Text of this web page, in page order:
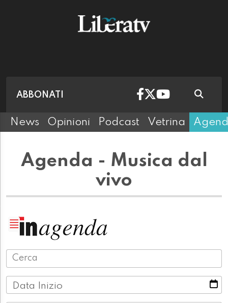
ABBONATI
News Opinioni Podcast Vetrina
Agenda - Musica dal
vivo
Data Inizio